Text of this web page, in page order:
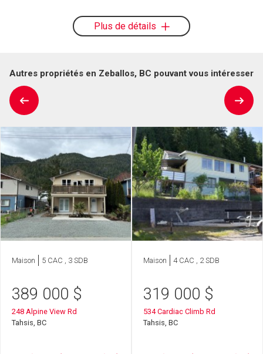
Plus de détails
Autres propriétés en Zeballos, BC pouvant vous intéresser
Maison 5 CAC , 3 SDB
389 000 $
248 Alpine View Rd
Tahsis, BC
Maison 4 CAC , 2 SDB
319 000 $
534 Cardiac Climb Rd
Tahsis, BC